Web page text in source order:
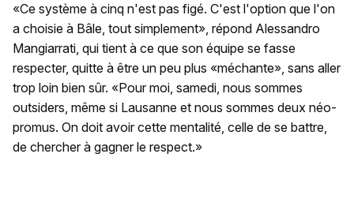
«Ce système à cinq n'est pas figé. C'est l'option que l'on
a choisie à Bâle, tout simplement», répond Alessandro
Mangiarrati, qui tient à ce que son équipe se fasse
respecter, quitte à être un peu plus «méchante», sans aller
trop loin bien sûr. «Pour moi, samedi, nous sommes
outsiders, même si Lausanne et nous sommes deux néo-
promus. On doit avoir cette mentalité, celle de se battre,
de chercher à gagner le respect.»